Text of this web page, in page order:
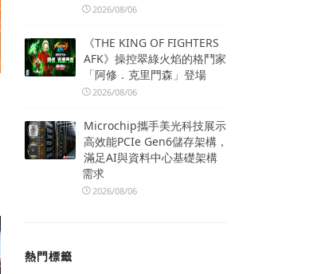
2026/08/06
《THE KING OF FIGHTERS
AFK》操控翠綠火焰的格鬥家
「阿修．克里門森」登場
2026/08/06
Microchip攜手美光科技展示
高效能PCIe Gen6儲存架構，
滿足AI與資料中心基礎架構
需求
2026/08/06
熱門標籤